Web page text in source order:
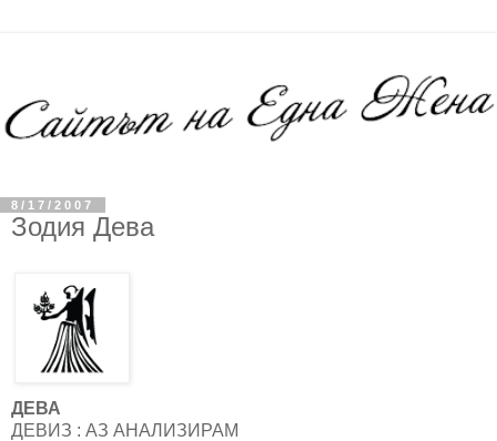
8/17/2007
Зодия Дева
ДЕВА
ДЕВИЗ : АЗ AНАЛИЗИРАМ